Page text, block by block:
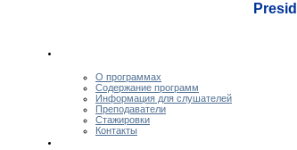
О программах
Содержание программ
Информация для слушателей
Преподаватели
Стажировки
Контакты